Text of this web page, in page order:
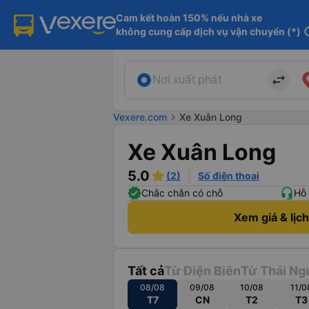
Cam kết hoàn 150% nếu nhà xe
không cung cấp dịch vụ vận chuyển (*)
Nơi xuất phát import_export
Vexere.com chevron_right Xe Xuân Long
Xe Xuân Long
5.0 (2)
Số điện thoại
Chắc chắn có chỗ
Xem giá &
Tất cảTừ Điện BiênTừ Thái
08/08
T7
09/08
CN
10/08
T2
11/
T3